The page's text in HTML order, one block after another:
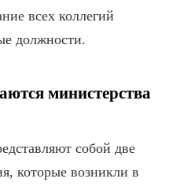
всех коллегий
должности.
министерства
собой две
которые возникли в